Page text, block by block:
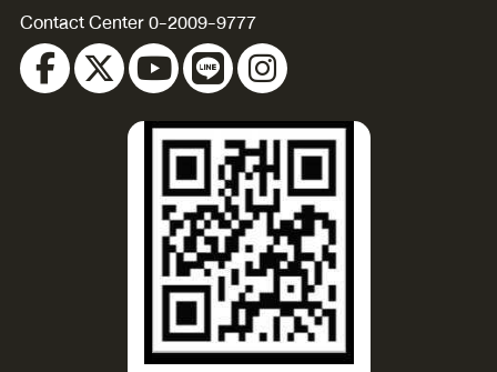
Contact Center 0-2009-9777